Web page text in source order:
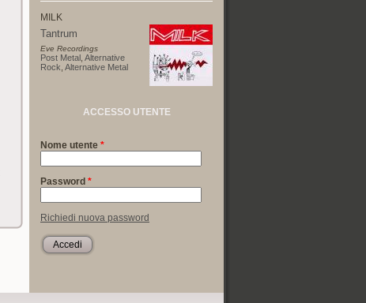
MILK
Tantrum
Eve Recordings
Post Metal Alternative
Rock Alternative Metal
ACCESSO UTENTE
Nome utente *
Password *
Richiedi nuova password